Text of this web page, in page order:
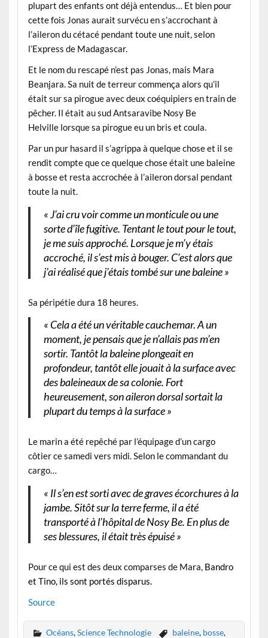
plupart des enfants ont déjà entendus… Et bien pour
cette fois Jonas aurait survécu en s’accrochant à
l’aileron du cétacé pendant toute une nuit, selon
l’Express de Madagascar.
Et le nom du rescapé n’est pas Jonas, mais Mara
Beanjara. Sa nuit de terreur commença alors qu’il
était sur sa pirogue avec deux coéquipiers en train de
pêcher. Il était au sud Antsaravibe Nosy Be
Helville lorsque sa pirogue eu un bris et coula.
Par un pur hasard il s’agrippa à quelque chose et il se
rendit compte que ce quelque chose était une baleine
à bosse et resta accrochée à l’aileron dorsal pendant
toute la nuit.
« J’ai cru voir comme un monticule ou une
sorte d’île fugitive. Tentant le tout pour le tout,
je me suis approché. Lorsque je m’y étais
accroché, il s’est mis à bouger. C’est alors que
j’ai réalisé que j’étais tombé sur une baleine »
Sa péripétie dura 18 heures.
« Cela a été un véritable cauchemar. A un
moment, je pensais que je n’allais pas m’en
sortir. Tantôt la baleine plongeait en
profondeur, tantôt elle jouait à la surface avec
des baleineaux de sa colonie. Fort
heureusement, son aileron dorsal sortait la
plupart du temps à la surface »
Le marin a été repêché par l’équipage d’un cargo
côtier ce samedi vers midi. Selon le commandant du
cargo…
« Il s’en est sorti avec de graves écorchures à la
jambe. Sitôt sur la terre ferme, il a été
transporté à l’hôpital de Nosy Be. En plus de
ses blessures, il était très épuisé »
Pour ce qui est des deux comparses de Mara, Bandro
et Tino, ils sont portés disparus.
Source
Océans,Science Technologie baleine, bosse,